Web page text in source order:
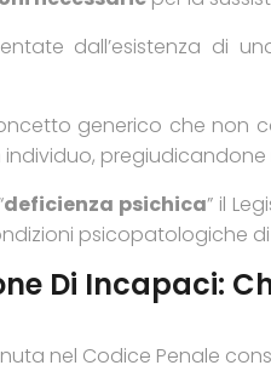
dall’esistenza di
generico che non
deficienza psichica” il
psicopatologiche
Di Incapaci:
nel Codice Penale